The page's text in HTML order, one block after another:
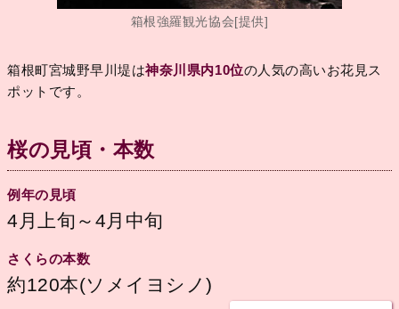
箱根強羅観光協会[提供]
箱根町宮城野早川堤は神奈川県内10位の人気の高いお花見ス
ポットです。
桜の見頃・本数
例年の見頃
4月上旬～4月中旬
さくらの本数
約120本(ソメイヨシノ)